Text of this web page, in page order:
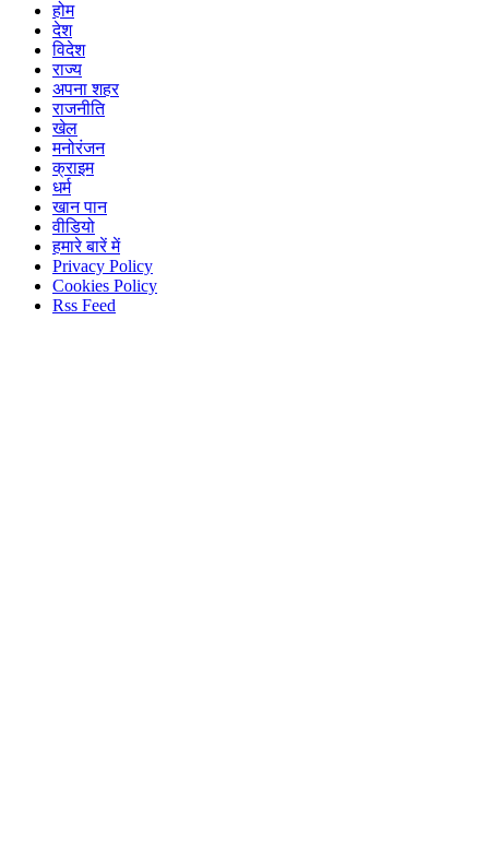
होम
देश
विदेश
राज्य
अपना शहर
राजनीति
खेल
मनोरंजन
क्राइम
धर्म
खान पान
वीडियो
हमारे बारें में
Privacy Policy
Cookies Policy
Rss Feed